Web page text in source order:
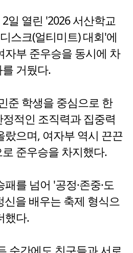
일 열린 '2026 서산학교
스크(얼티미트) 대회'에
자부 준우승을 동시에 차
거뒀다.
준 학생을 중심으로 한
적인 조직력과 집중력
랐으며, 여자부 역시 끈끈
준우승을 차지했다.
를 넘어 '공정·존중·도
신을 배우는 축제 형식으
했다.